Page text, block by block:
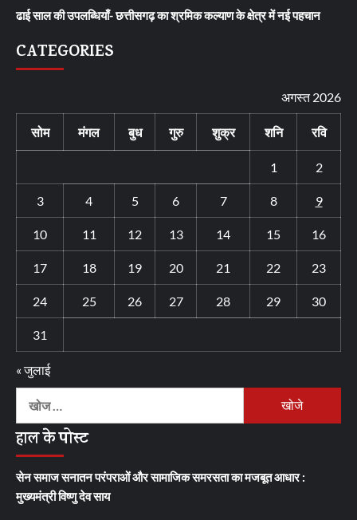
ढाई साल की उपलब्धियाँ- छत्तीसगढ़ का श्रमिक कल्याण के क्षेत्र में नई पहचान
CATEGORIES
अगस्त 2026
सोम मंगल बुध गुरु शुक्र शनि रवि
1 2
3 4 5 6 7 8 9
10 11 12 13 14 15 16
17 18 19 20 21 22 23
24 25 26 27 28 29 30
31
« जुलाई
निम्न
खोजें:
हाल के पोस्ट
सेन समाज सनातन परंपराओं और सामाजिक समरसता का मजबूत आधार :
मुख्यमंत्री विष्णु देव साय